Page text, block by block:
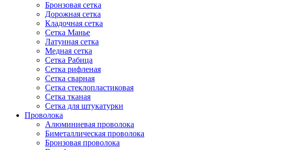
Бронзовая сетка
Дорожная сетка
Кладочная сетка
Сетка Манье
Латунная сетка
Медная сетка
Сетка Рабица
Сетка рифленая
Сетка сварная
Сетка стеклопластиковая
Сетка тканая
Сетка для штукатурки
Проволока
Алюминиевая проволока
Биметаллическая проволока
Бронзовая проволока